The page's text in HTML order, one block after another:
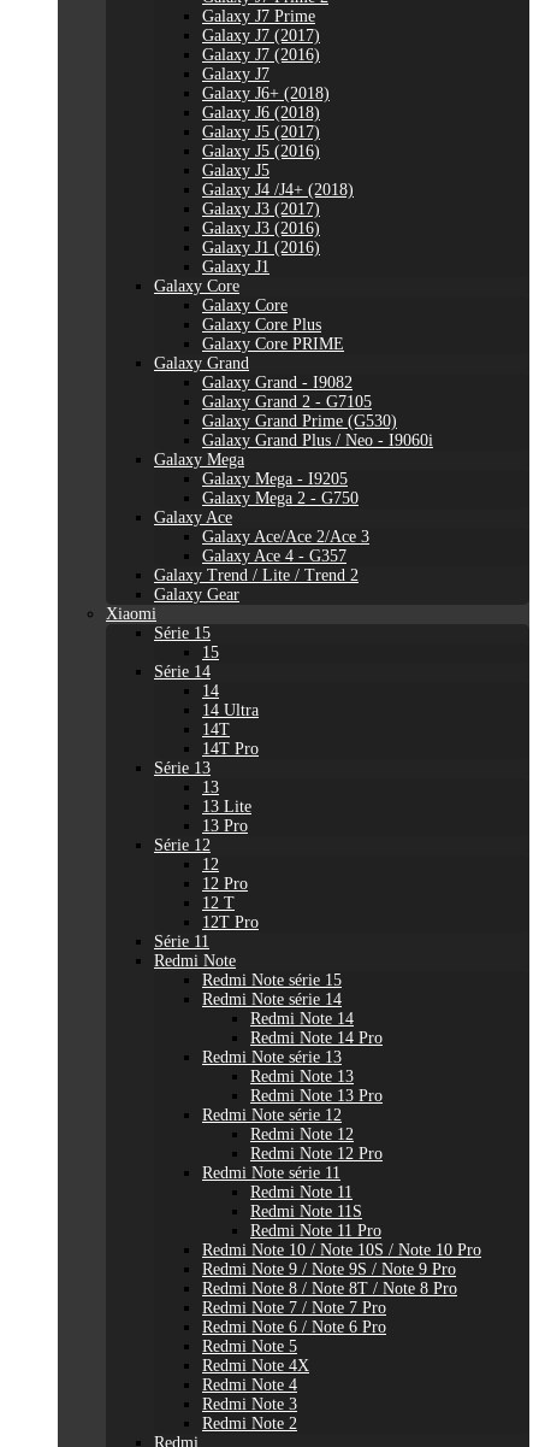
Galaxy J7 Prime
Galaxy J7 (2017)
Galaxy J7 (2016)
Galaxy J7
Galaxy J6+ (2018)
Galaxy J6 (2018)
Galaxy J5 (2017)
Galaxy J5 (2016)
Galaxy J5
Galaxy J4 /J4+ (2018)
Galaxy J3 (2017)
Galaxy J3 (2016)
Galaxy J1 (2016)
Galaxy J1
Galaxy Core
Galaxy Core
Galaxy Core Plus
Galaxy Core PRIME
Galaxy Grand
Galaxy Grand - I9082
Galaxy Grand 2 - G7105
Galaxy Grand Prime (G530)
Galaxy Grand Plus / Neo - I9060i
Galaxy Mega
Galaxy Mega - I9205
Galaxy Mega 2 - G750
Galaxy Ace
Galaxy Ace/Ace 2/Ace 3
Galaxy Ace 4 - G357
Galaxy Trend / Lite / Trend 2
Galaxy Gear
Xiaomi
Série 15
15
Série 14
14
14 Ultra
14T
14T Pro
Série 13
13
13 Lite
13 Pro
Série 12
12
12 Pro
12 T
12T Pro
Série 11
Redmi Note
Redmi Note série 15
Redmi Note série 14
Redmi Note 14
Redmi Note 14 Pro
Redmi Note série 13
Redmi Note 13
Redmi Note 13 Pro
Redmi Note série 12
Redmi Note 12
Redmi Note 12 Pro
Redmi Note série 11
Redmi Note 11
Redmi Note 11S
Redmi Note 11 Pro
Redmi Note 10 / Note 10S / Note 10 Pro
Redmi Note 9 / Note 9S / Note 9 Pro
Redmi Note 8 / Note 8T / Note 8 Pro
Redmi Note 7 / Note 7 Pro
Redmi Note 6 / Note 6 Pro
Redmi Note 5
Redmi Note 4X
Redmi Note 4
Redmi Note 3
Redmi Note 2
Redmi